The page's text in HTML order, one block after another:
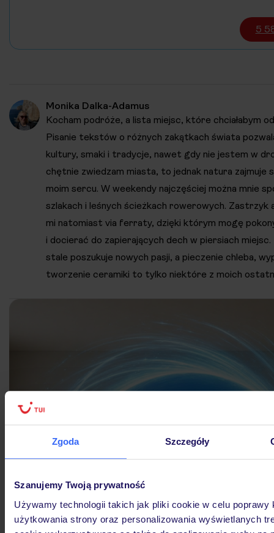
Zgoda Szczegóły
Szanujemy Twoją prywatność
Używamy technologii takich jak pliki cookie w celu poprawy
użytkowania strony oraz personalizowania wyświetlanych
5
Monika Dalka-Adamus
Kocham podróże, a lista miejsc, które chciałabym
Pisanie tekstów o różnych zakątkach świata
kultury, smaki i tradycje, nawet gdy nie jestem w
chętnie zwiedzam miasta, to jednak natura zajmuje
moim sercu. W weekendy najczęściej można mnie
szlakach i leśnych ścieżkach rowerowych. Zastrzyk
mi natomiast via ferraty, dzięki którym mogę
i docierać do zapierających dech w piersiach miejsc.
stale poszukuje nowych pasji, a pieczenie chleba,
tworzenie ceramiki to tylko niektóre z moich